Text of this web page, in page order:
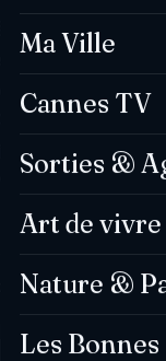
Ma Ville
Cannes TV
Sorties &
Art de vivre
Nature &
Les
en cours...
audio.
d'Azur Source
—
sur votre
Contactez-nous !